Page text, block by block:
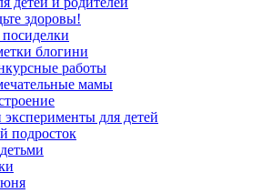
здоровы!
блогини
работы
мамы
для детей
подросток